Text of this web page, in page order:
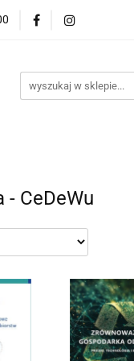
Zapowiedzi
Wydawnictwa
- CeDeWu